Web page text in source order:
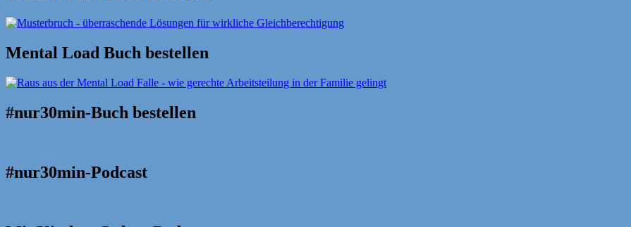
Mental Load Buch bestellen
#nur30min-Buch bestellen
#nur30min-Podcast